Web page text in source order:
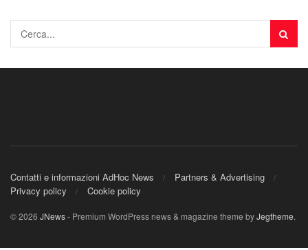
Contatti e informazioni AdHoc News
Partners & Advertising
Privacy policy
Cookie policy
© 2026 JNews- Premium WordPress news & magazine theme byJegtheme.